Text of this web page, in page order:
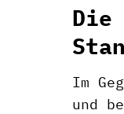
Die
Im
und